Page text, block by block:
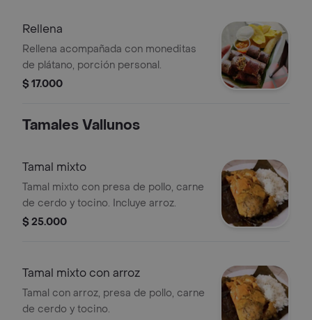
Rellena
Rellena acompañada con moneditas
de plátano, porción personal.
$ 17.000
Tamales Vallunos
Tamal mixto
Tamal mixto con presa de pollo, carne
de cerdo y tocino. Incluye arroz.
$ 25.000
Tamal mixto con arroz
Tamal con arroz, presa de pollo, carne
de cerdo y tocino.